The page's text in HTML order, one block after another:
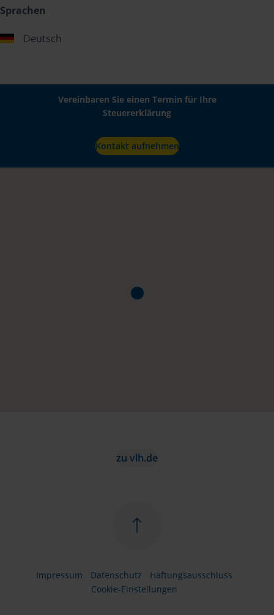
Sprachen
Deutsch
Vereinbaren Sie einen Termin für Ihre
Steuererklärung
Kontakt aufnehmen
zu vlh.de
Impressum Datenschutz
Haftungsausschluss
Cookie-Einstellungen